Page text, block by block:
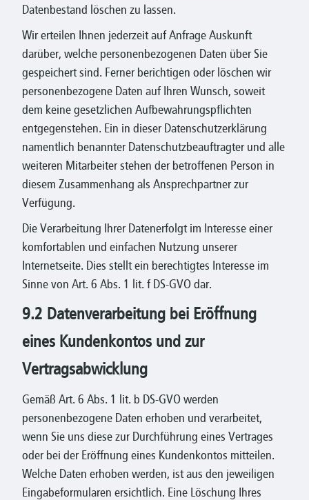
Datenbestand löschen zu lassen.
Wir erteilen Ihnen jederzeit auf Anfrage Auskunft
darüber, welche personenbezogenen Daten über Sie
gespeichert sind. Ferner berichtigen oder löschen wir
personenbezogene Daten auf Ihren Wunsch, soweit
dem keine gesetzlichen Aufbewahrungspflichten
entgegenstehen. Ein in dieser Datenschutzerklärung
namentlich benannter Datenschutzbeauftragter und alle
weiteren Mitarbeiter stehen der betroffenen Person in
diesem Zusammenhang als Ansprechpartner zur
Verfügung.
Die Verarbeitung Ihrer Datenerfolgt im Interesse einer
komfortablen und einfachen Nutzung unserer
Internetseite. Dies stellt ein berechtigtes Interesse im
Sinne von Art. 6 Abs. 1 lit. f DS-GVO dar.
9.2 Datenverarbeitung bei Eröffnung
eines Kundenkontos und zur
Vertragsabwicklung
Gemäß Art. 6 Abs. 1 lit. b DS-GVO werden
personenbezogene Daten erhoben und verarbeitet,
wenn Sie uns diese zur Durchführung eines Vertrages
oder bei der Eröffnung eines Kundenkontos mitteilen.
Welche Daten erhoben werden, ist aus den jeweiligen
Eingabeformularen ersichtlich. Eine Löschung Ihres